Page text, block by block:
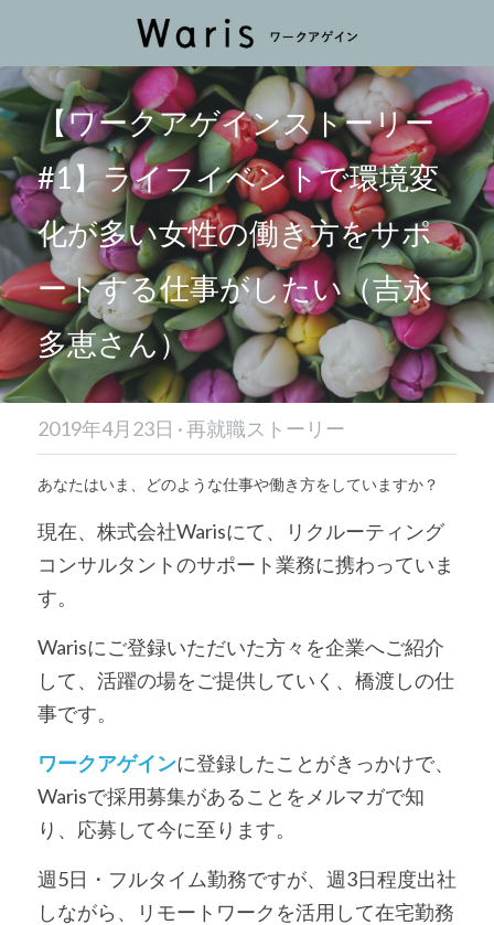
【ワークアゲインストーリー
#1】ライフイベントで環境変
化が多い女性の働き方をサポ
ートする仕事がしたい（吉永
多恵さん）
2019年4月23日 ·再就職ストーリー
あなたはいま、どのような仕事や働き方をしていますか？
現在、株式会社Warisにて、リクルーティング
コンサルタントのサポート業務に携わっていま
す。
Warisにご登録いただいた方々を企業へご紹介
して、活躍の場をご提供していく、橋渡しの仕
事です。
ワークアゲインに登録したことがきっかけで、
Warisで採用募集があることをメルマガで知
り、応募して今に至ります。
週5日・フルタイム勤務ですが、週3日程度出社
しながら、リモートワークを活用して在宅勤務